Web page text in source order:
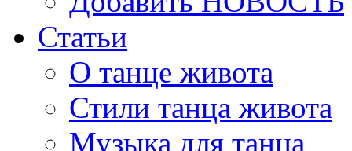
Статьи
О танце живота
Стили танца живота
Музыка для танца